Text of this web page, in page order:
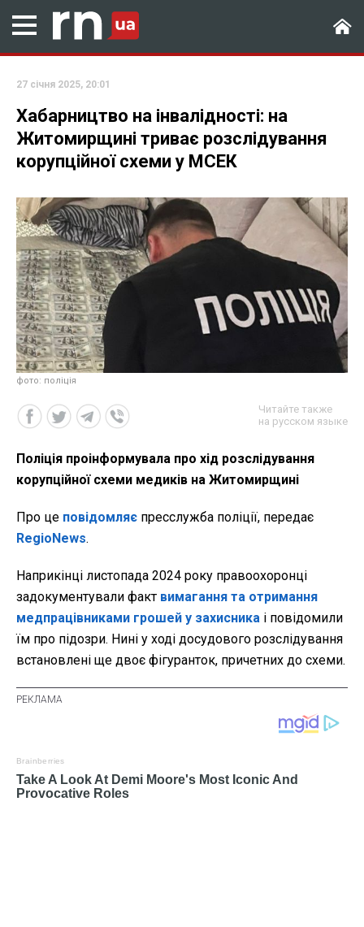
27 січня 2025, 20:01
Хабарництво на інвалідності: на
Житомирщині триває розслідування
корупційної схеми у МСЕК
фото: поліція
Читайте также
на русском языке
Поліція проінформувала про хід розслідування
корупційної схеми медиків на Житомирщині
Про це повідомляє пресслужба поліції, передає
RegioNews.
Наприкінці листопада 2024 року правоохоронці
задокументували факт вимагання та отримання
медпрацівниками грошей у захисника і повідомили
їм про підозри. Нині у ході досудового розслідування
встановлені ще двоє фігуранток, причетних до схеми.